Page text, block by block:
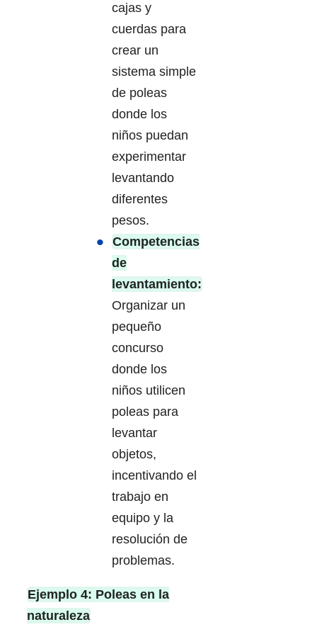
cajas y
cuerdas para
crear un
sistema simple
de poleas
donde los
niños puedan
experimentar
levantando
diferentes
pesos.
Competencias
de
levantamiento:
Organizar un
pequeño
concurso
donde los
niños utilicen
poleas para
levantar
objetos,
incentivando el
trabajo en
equipo y la
resolución de
problemas.
Ejemplo 4: Poleas en la
naturaleza